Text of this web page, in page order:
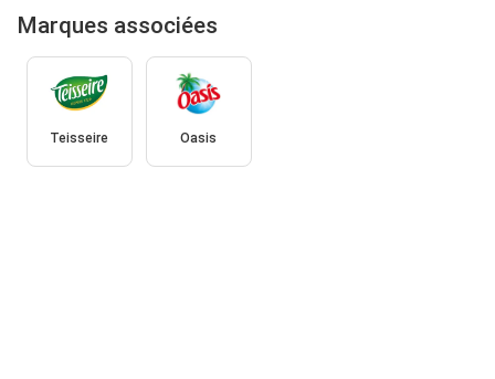
Marques associées
Teisseire Oasis